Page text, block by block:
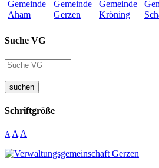
Suche VG
suchen
Schriftgröße
A A A